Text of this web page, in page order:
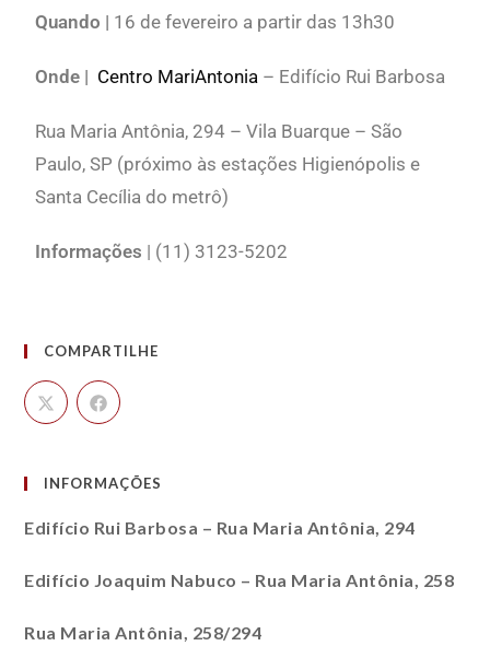
Quando | 16 de fevereiro a partir das 13h30
Onde | Centro MariAntonia – Edifício Rui Barbosa
Rua Maria Antônia, 294 – Vila Buarque – São
Paulo, SP (próximo às estações Higienópolis e
Santa Cecília do metrô)
Informações | (11) 3123-5202
COMPARTILHE
INFORMAÇÕES
Edifício Rui Barbosa – Rua Maria Antônia, 294
Edifício Joaquim Nabuco – Rua Maria Antônia, 258
Rua Maria Antônia, 258/294